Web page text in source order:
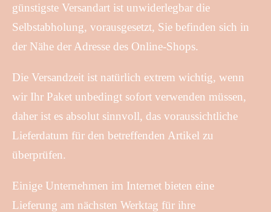
günstigste Versandart ist unwiderlegbar die
Selbstabholung, vorausgesetzt, Sie befinden sich in
der Nähe der Adresse des Online-Shops.
Die Versandzeit ist natürlich extrem wichtig, wenn
wir Ihr Paket unbedingt sofort verwenden müssen,
daher ist es absolut sinnvoll, das voraussichtliche
Lieferdatum für den betreffenden Artikel zu
überprüfen.
Einige Unternehmen im Internet bieten eine
Lieferung am nächsten Werktag für ihre